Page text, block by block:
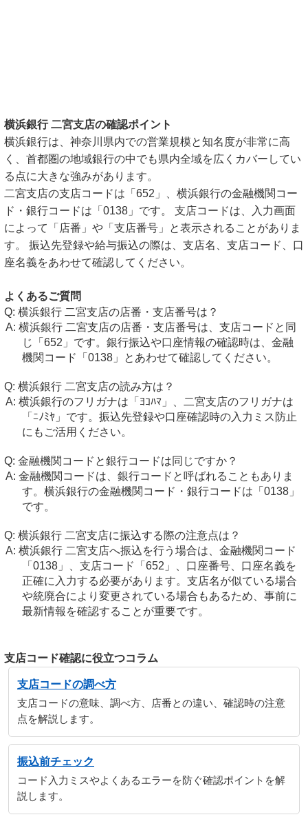
横浜銀行 二宮支店の確認ポイント
横浜銀行は、神奈川県内での営業規模と知名度が非常に高
く、首都圏の地域銀行の中でも県内全域を広くカバーしてい
る点に大きな強みがあります。
二宮支店の支店コードは「652」、横浜銀行の金融機関コー
ド・銀行コードは「0138」です。 支店コードは、入力画面
によって「店番」や「支店番号」と表示されることがありま
す。 振込先登録や給与振込の際は、支店名、支店コード、口
座名義をあわせて確認してください。
よくあるご質問
横浜銀行 二宮支店の店番・支店番号は？
横浜銀行 二宮支店の店番・支店番号は、支店コードと同
じ「652」です。銀行振込や口座情報の確認時は、金融
機関コード「0138」とあわせて確認してください。
横浜銀行 二宮支店の読み方は？
横浜銀行のフリガナは「ﾖｺﾊﾏ」、二宮支店のフリガナは
「ﾆﾉﾐﾔ」です。振込先登録や口座確認時の入力ミス防止
にもご活用ください。
金融機関コードと銀行コードは同じですか？
金融機関コードは、銀行コードと呼ばれることもありま
す。横浜銀行の金融機関コード・銀行コードは「0138」
です。
横浜銀行 二宮支店に振込する際の注意点は？
横浜銀行 二宮支店へ振込を行う場合は、金融機関コード
「0138」、支店コード「652」、口座番号、口座名義を
正確に入力する必要があります。支店名が似ている場合
や統廃合により変更されている場合もあるため、事前に
最新情報を確認することが重要です。
支店コード確認に役立つコラム
支店コードの調べ方
支店コードの意味、調べ方、店番との違い、確認時の注意
点を解説します。
振込前チェック
コード入力ミスやよくあるエラーを防ぐ確認ポイントを解
説します。